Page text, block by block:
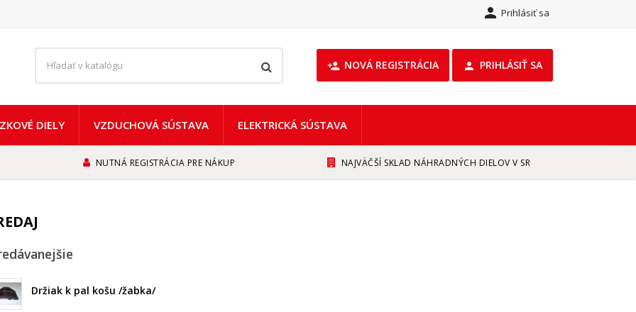
 Prihlásiť sa
person_add NOVÁ REGISTRÁCIA  PRIHLÁSIŤ SA
DIELY VZDUCHOVÁ SÚSTAVA ELEKTRICKÁ SÚSTAVA
NUTNÁ REGISTRÁCIA PRE NÁKUP NAJVÄČŠÍ SKLAD NÁHRADNÝCH DIELOV V SR
Držiak k pal košu /žabka/